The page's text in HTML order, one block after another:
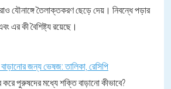
যৌনাঙ্গে তৈলাক্তকরণ ছেড়ে দেয়। নিবন্ধে পড়ার
এর কী বৈশিষ্ট্য রয়েছে।
জন্য ভেষজ: তালিকা, রেসিপি
করে পুরুষদের মধ্যে শক্তি বাড়ানো কীভাবে?